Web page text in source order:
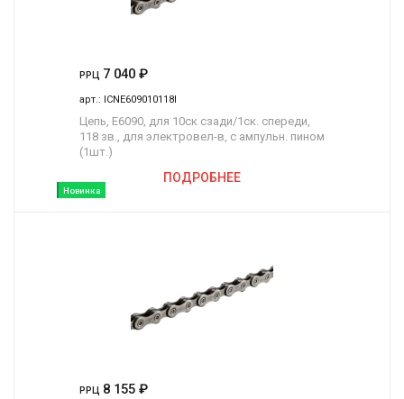
Новинка
РРЦ 7 040 ₽
арт.: ICNE609010118I
Цепь, E6090, для 10ск сзади/1ск. спереди,
118 зв., для электровел-в, с ампульн. пином
(1шт.)
ПОДРОБНЕЕ
РРЦ 8 155 ₽